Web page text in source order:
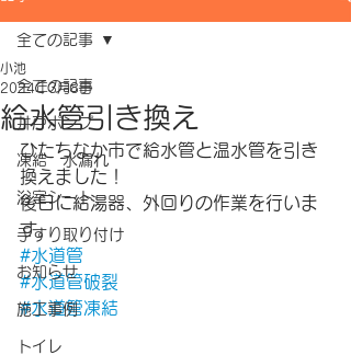
全ての記事
井戸ポンプ
凍結 水漏れ
浴室シート
手すり取り付け
お知らせ
施工事例
トイレ
全ての記事
給水管引き換え
小池
2024年3月8日
ひたちなか市で給水管と温水管を引き
換えました！
後日に給湯器、外回りの作業を行いま
す。
#水道管
#水道管破裂
#水道管凍結